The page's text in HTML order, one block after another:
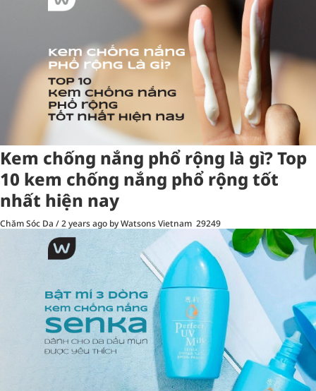
Kem chống nắng phổ rộng là gì? Top
10 kem chống nắng phổ rộng tốt
nhất hiện nay
Chăm Sóc Da /2 years ago by Watsons Vietnam 29249